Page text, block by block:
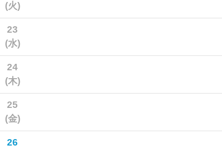
(火)
23
(水)
24
(木)
25
(金)
26